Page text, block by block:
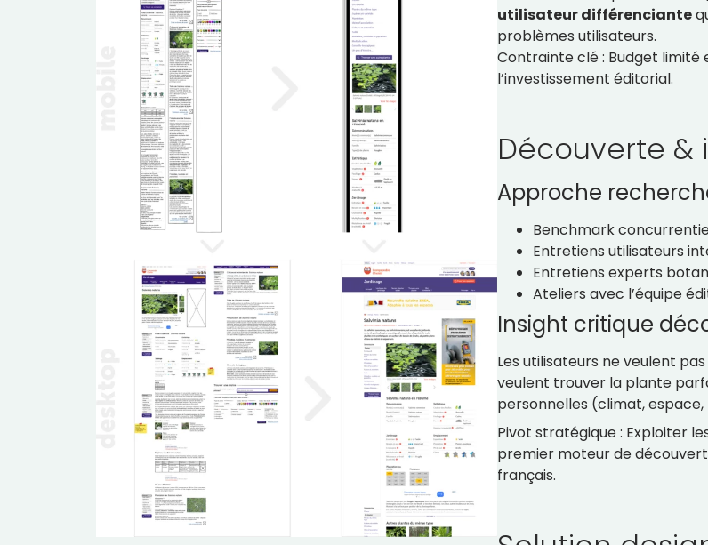
utilisateur différenciante
problèmes utilisateurs.
Contrainte clé : Budget limité
l’investissement éditorial.
Découverte &
Approche
Benchmark
Entretiens utilisateurs
Entretiens experts
Ateliers avec l’équipe
Insight critique
Les utilisateurs ne veulent
veulent trouver la plante
personnelles (climat, espace,
Pivot stratégique : Exploiter
premier moteur de
français.